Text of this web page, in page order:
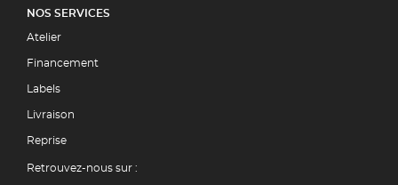
NOS SERVICES
Atelier
Financement
Labels
Livraison
Reprise
Retrouvez-nous sur :